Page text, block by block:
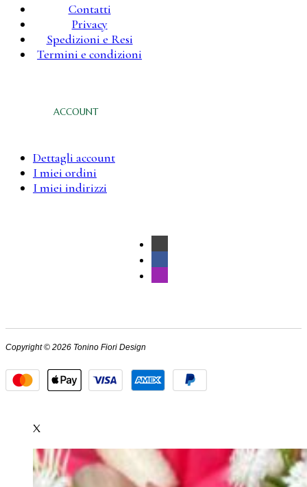
Contatti
Privacy
Spedizioni e Resi
Termini e condizioni
ACCOUNT
Dettagli account
I miei ordini
I miei indirizzi
Copyright © 2026 Tonino Fiori Design
X